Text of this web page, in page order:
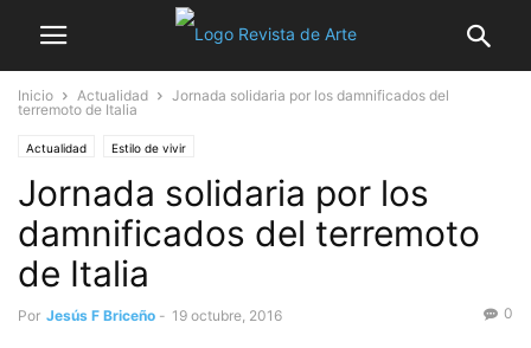
Inicio Actualidad
Jornada solidaria por los damnificados del
terremoto de Italia
Actualidad Estilo de vivir
Jornada solidaria por los
damnificados del terremoto
de Italia
Por Jesús F Briceño - 19 octubre, 2016 0